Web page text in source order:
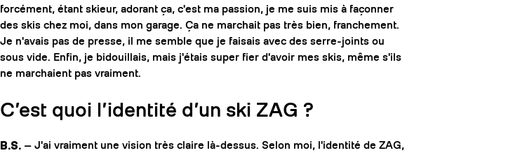
forcément, étant skieur, adorant ça, c'est ma passion, je me suis mis à façonner
des skis chez moi, dans mon garage. Ça ne marchait pas très bien, franchement.
Je n'avais pas de presse, il me semble que je faisais avec des serre-joints ou
sous vide. Enfin, je bidouillais, mais j'étais super fier d'avoir mes skis, même s'ils
ne marchaient pas vraiment.
C’est quoi l’identité d’un ski ZAG ?
B.S. — J'ai vraiment une vision très claire là-dessus. Selon moi, l'identité de ZAG,